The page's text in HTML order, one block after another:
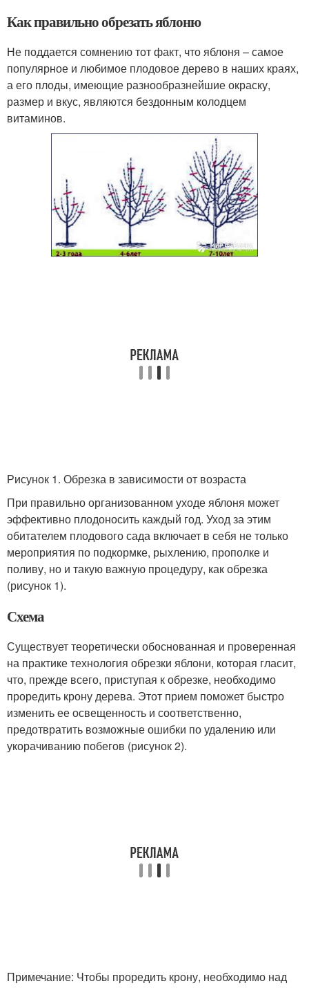
Как правильно обрезать яблоню
Не поддается сомнению тот факт, что яблоня – самое
популярное и любимое плодовое дерево в наших краях,
а его плоды, имеющие разнообразнейшие окраску,
размер и вкус, являются бездонным колодцем
витаминов.
Рисунок 1. Обрезка в зависимости от возраста
При правильно организованном уходе яблоня может
эффективно плодоносить каждый год. Уход за этим
обитателем плодового сада включает в себя не только
мероприятия по подкормке, рыхлению, прополке и
поливу, но и такую важную процедуру, как обрезка
(рисунок 1).
Схема
Существует теоретически обоснованная и проверенная
на практике технология обрезки яблони, которая гласит,
что, прежде всего, приступая к обрезке, необходимо
проредить крону дерева. Этот прием поможет быстро
изменить ее освещенность и соответственно,
предотвратить возможные ошибки по удалению или
укорачиванию побегов (рисунок 2).
Примечание: Чтобы проредить крону, необходимо над